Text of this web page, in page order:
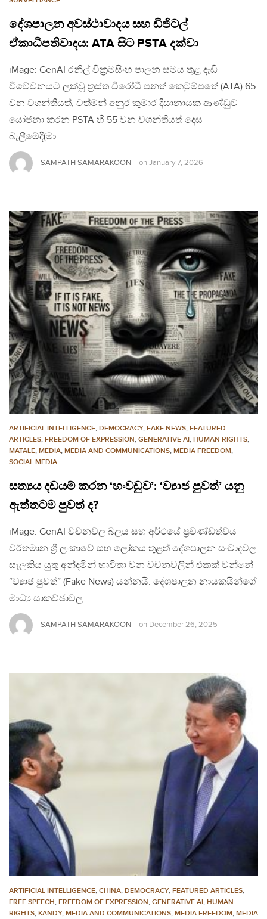
දේශපාලන අවස්ථාවාදය සහ ඩිජිටල්
ඒකාධිපතිවාදය: ATA සිට PSTA දක්වා
iMage: GenAI රනිල් වික්‍රමසිංහ පාලන සමය තුළ දැඩි
විවේචනයට ලක්වූ ත්‍රස්ත විරෝධී පනත් කෙටුම්පතේ (ATA) 65
වන වගන්තියත්, වත්මන් අනුර කුමාර දිසානායක ආණ්ඩුව
යෝජනා කරන PSTA හි 55 වන වගන්තියත් දෙස
බැලීමේදී(මා…
SAMPATH SAMARAKOON on January 7, 2026
ARTIFICIAL INTELLIGENCE, DEMOCRACY, FAKE NEWS, FEATURED
ARTICLES, FREEDOM OF EXPRESSION, GENERATIVE AI, HUMAN RIGHTS,
MATALE, MEDIA, MEDIA AND COMMUNICATIONS, MEDIA FREEDOM,
SOCIAL MEDIA
සත්‍යය දඩයම් කරන ‘හංවඩුව’: ‘ව්‍යාජ පුවත්’ යනු
ඇත්තටම පුවත් ද?
iMage: GenAI වචනවල බලය සහ අර්ථයේ ප්‍රචණ්ඩත්වය
වර්තමාන ශ්‍රී ලංකාවේ සහ ලෝකය තුළත් දේශපාලන සංවාදවල
සැලකිය යුතු අන්දමින් භාවිතා වන වචනවලින් එකක් වන්නේ
“ව්‍යාජ පුවත්” (Fake News) යන්නයි. දේශපාලන නායකයින්ගේ
මාධ්‍ය සාකච්ඡාවල…
SAMPATH SAMARAKOON on December 26, 2025
ARTIFICIAL INTELLIGENCE, CHINA, DEMOCRACY, FEATURED ARTICLES,
FREE SPEECH, FREEDOM OF EXPRESSION, GENERATIVE AI, HUMAN
RIGHTS, KANDY, MEDIA AND COMMUNICATIONS, MEDIA FREEDOM, MEDIA